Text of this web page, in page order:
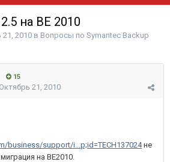
на BE 2010
21, 2010 в Вопросы по Symantec Backup
15
Октябрь 21, 2010
business/support/i...p;id=TECH137024не
на BE2010.